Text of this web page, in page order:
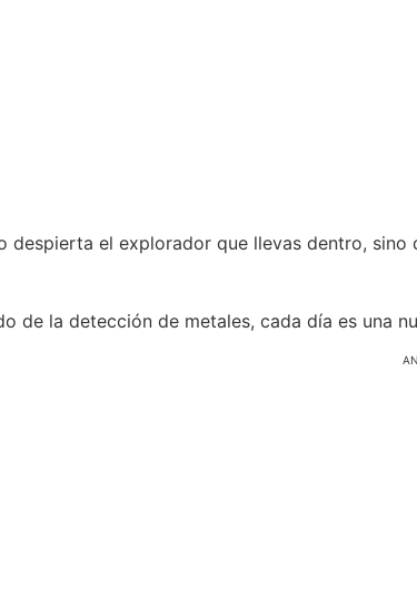
despierta el explorador que llevas dentro,
de la detección de metales, cada día es una